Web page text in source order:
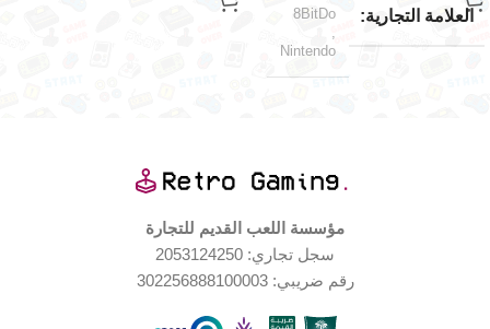
العلامة التجارية
8BitDo
,
Nintendo
٥٠٠ أمبير.س
رمادي كلاسيكي
مؤسسة اللعب القديم للتجارة
سجل تجاري: 2053124250
رقم ضريبي: 302256888100003